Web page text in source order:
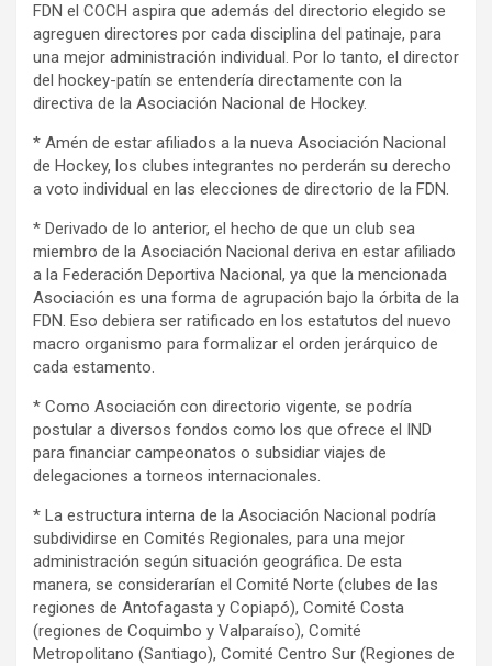
FDN el COCH aspira que además del directorio elegido se
agreguen directores por cada disciplina del patinaje, para
una mejor administración individual. Por lo tanto, el director
del hockey-patín se entendería directamente con la
directiva de la Asociación Nacional de Hockey.
* Amén de estar afiliados a la nueva Asociación Nacional
de Hockey, los clubes integrantes no perderán su derecho
a voto individual en las elecciones de directorio de la FDN.
* Derivado de lo anterior, el hecho de que un club sea
miembro de la Asociación Nacional deriva en estar afiliado
a la Federación Deportiva Nacional, ya que la mencionada
Asociación es una forma de agrupación bajo la órbita de la
FDN. Eso debiera ser ratificado en los estatutos del nuevo
macro organismo para formalizar el orden jerárquico de
cada estamento.
* Como Asociación con directorio vigente, se podría
postular a diversos fondos como los que ofrece el IND
para financiar campeonatos o subsidiar viajes de
delegaciones a torneos internacionales.
* La estructura interna de la Asociación Nacional podría
subdividirse en Comités Regionales, para una mejor
administración según situación geográfica. De esta
manera, se considerarían el Comité Norte (clubes de las
regiones de Antofagasta y Copiapó), Comité Costa
(regiones de Coquimbo y Valparaíso), Comité
Metropolitano (Santiago), Comité Centro Sur (Regiones de